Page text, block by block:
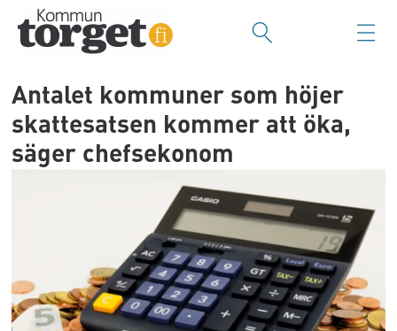
Antalet kommuner som höjer
skattesatsen kommer att öka,
säger chefsekonom